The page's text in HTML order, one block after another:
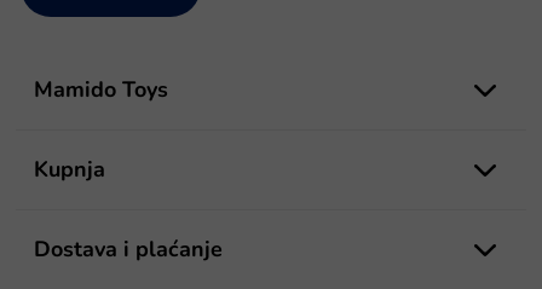
Mamido Toys
Kupnja
Dostava i plaćanje